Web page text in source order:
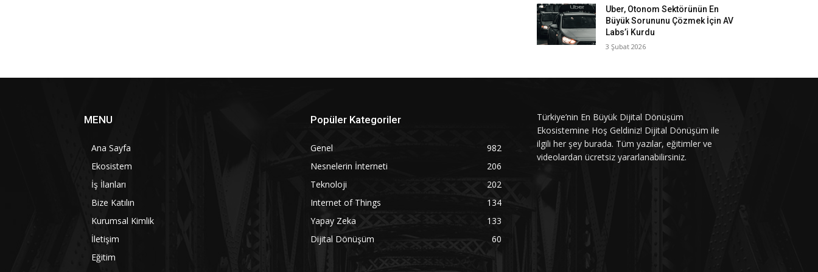
Uber, Otonom Sektörünün En
Büyük Sorununu Çözmek İçin AV
Labs’i Kurdu
3 Şubat 2026
MENU
Ana Sayfa
Ekosistem
İş İlanları
Bize Katılın
Kurumsal Kimlik
İletişim
Eğitim
Popüler Kategoriler
Genel
982
Nesnelerin İnterneti
206
Teknoloji
202
Internet of Things
134
Yapay Zeka
133
Dijital Dönüşüm
60
Türkiye’nin En Büyük Dijital Dönüşüm
Ekosistemine Hoş Geldiniz! Dijital Dönüşüm ile
ilgili her şey burada. Tüm yazılar, eğitimler ve
videolardan ücretsiz yararlanabilirsiniz.